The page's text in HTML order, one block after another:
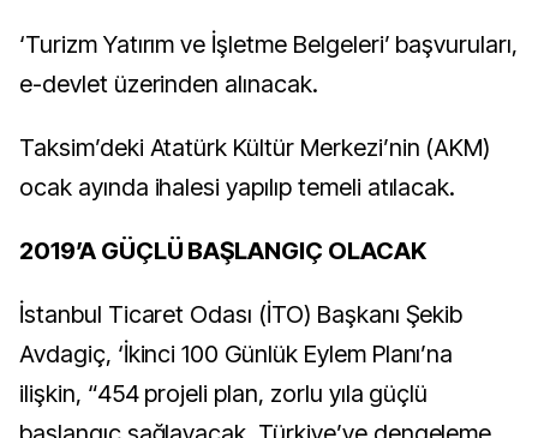
‘Turizm Yatırım ve İşletme Belgeleri’ başvuruları,
e-devlet üzerinden alınacak.
Taksim’deki Atatürk Kültür Merkezi’nin (AKM)
ocak ayında ihalesi yapılıp temeli atılacak.
2019’A GÜÇLÜ BAŞLANGIÇ OLACAK
İstanbul Ticaret Odası (İTO) Başkanı Şekib
Avdagiç, ‘İkinci 100 Günlük Eylem Planı’na
ilişkin, “454 projeli plan, zorlu yıla güçlü